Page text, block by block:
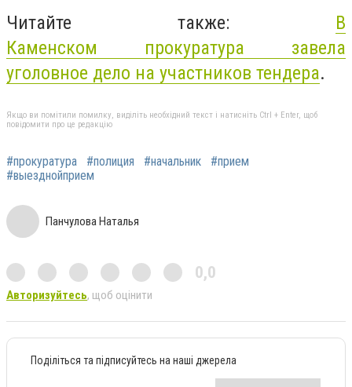
Читайте также: В
Каменском прокуратура завела
уголовное дело на участников тендера.
Якщо ви помітили помилку, виділіть необхідний текст і натисніть Ctrl + Enter, щоб
повідомити про це редакцію
#прокуратура #полиция #начальник
#прием
#выезднойприем
Панчулова Наталья
0,0
Авторизуйтесь, щоб оцінити
Поділіться та підписуйтесь на наші джерела